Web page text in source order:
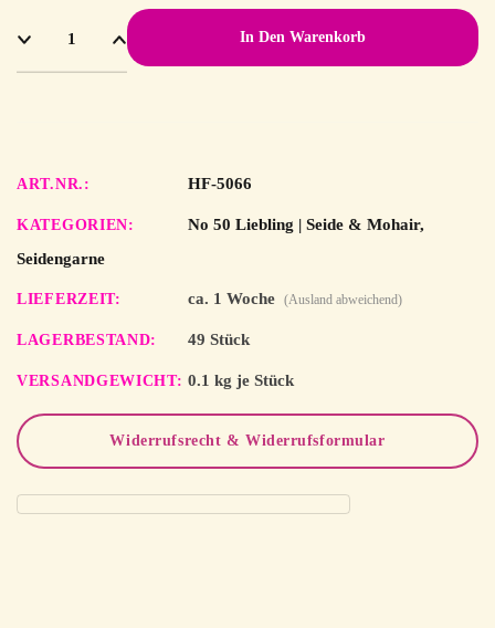
In Den Warenkorb
ART.NR. HF-5066
KATEGORIEN No 50 Liebling | Seide & Mohair,
Seidengarne
LIEFERZEIT ca. 1 Woche (Ausland abweichend)
LAGERBESTAND 49 Stück
VERSANDGEWICHT 0.1 kg je Stück
Widerrufsrecht & Widerrufsformular